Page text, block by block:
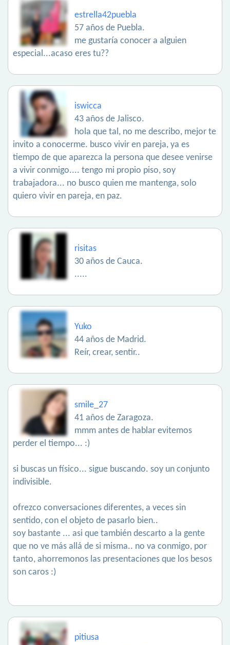
estrella42puebla
57 años de Puebla.
me gustaría conocer a alguien
especial...acaso eres tu??
iswicca
43 años de Jalisco.
hola que tal, no me describo, mejor te
invito a conocerme. busco vivir en pareja, ya es
tiempo de que aparezca la persona que desee venirse
a vivir conmigo.... tengo mi propio piso, soy
trabajadora... no busco quien me mantenga, solo
quiero vivir en pareja, en paz.
risitas
30 años de Cauca.
.....
Yuko
44 años de Madrid.
Reír, crear, sentir..
smile_27
41 años de Zaragoza.
mmm antes de hablar evitemos
perder el tiempo... :)
si buscas un físico... sigue buscando. soy un conjunto
indivisible.
ofrezco conversaciones diferentes, a veces sin
sentido, con el objeto de pasarlo bien..
soy bastante ... asi que también descarto a la gente
que no ve más allá de si misma.. no va conmigo, por
tanto, ahorremonos las presentaciones que los besos
son caros :)
pitiusa